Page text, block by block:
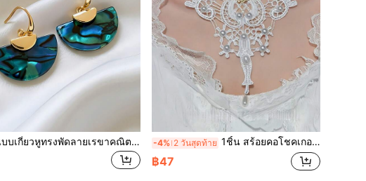
ต่างหูแบบเกี่ยวหูทรงพัดลายเรขาคณิตสีน้ำ 1 คู่ สำหรับผู้หญิง เหมาะสำหรับเป็นเครื่องประดับ ของขวัญงานแต่งงาน และต่างหูสำหรับฤดูเจ้าสาว (ลายสุ่ม) -4% 2 วันสุดท้าย 1ชิ้น สร้อยคอโชคเกอร์ลูกไม้สไตล์โกธิคสำหรับผู้หญิง เหมาะสำหรับสวมใส่ในวันวาเลนไทน์และมอบเป็นของขวัญให้เพื่อน
฿47